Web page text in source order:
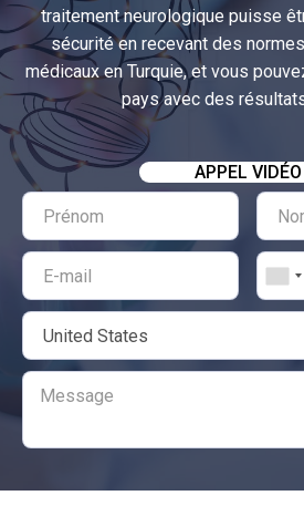
n
t
traitement neurologique puisse
sécurité en recevant des
médicaux en Turquie, et vous
pays avec des
APPEL VIDÉO